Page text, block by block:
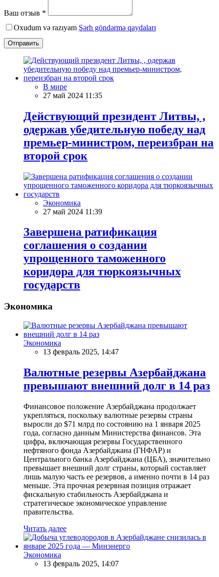
Ваш отзыв *
Oxudum və razıyam Şərh göndərmə qaydaları
Отправить
В мире
27 май 2024 11:35
Действующий президент Литвы, ,
одержав убедительную победу над
премьер-министром, переизбран на
второй срок
Экономика
27 май 2024 11:39
Завершена ратификация
соглашения о создании
упрощенного таможенного
коридора для тюркоязычных
государств
Экономика
Экономика
13 февраль 2025, 14:47
Валютные резервы Азербайджана
превышают внешний долг в 14 раз
Финансовое положение Азербайджана продолжает
укрепляться, поскольку валютные резервы страны
выросли до $71 млрд по состоянию на 1 января 2025
года, согласно данным Министерства финансов. Эта
цифра, включающая резервы Государственного
нефтяного фонда Азербайджана (ГНФАР) и
Центрального банка Азербайджана (ЦБА), значительно
превышает внешний долг страны, который составляет
лишь малую часть ее резервов, а именно почти в 14 раз
меньше. Эта прочная резервная позиция отражает
фискальную стабильность Азербайджана и
стратегическое экономическое управление
правительства.
Читать далее
Экономика
13 февраль 2025, 14:07